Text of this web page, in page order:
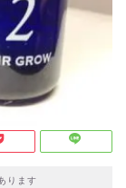
ります